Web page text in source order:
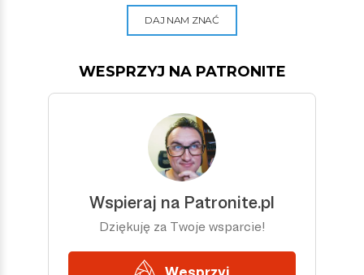
DAJ NAM ZNAĆ
WESPRZYJ NA PATRONITE